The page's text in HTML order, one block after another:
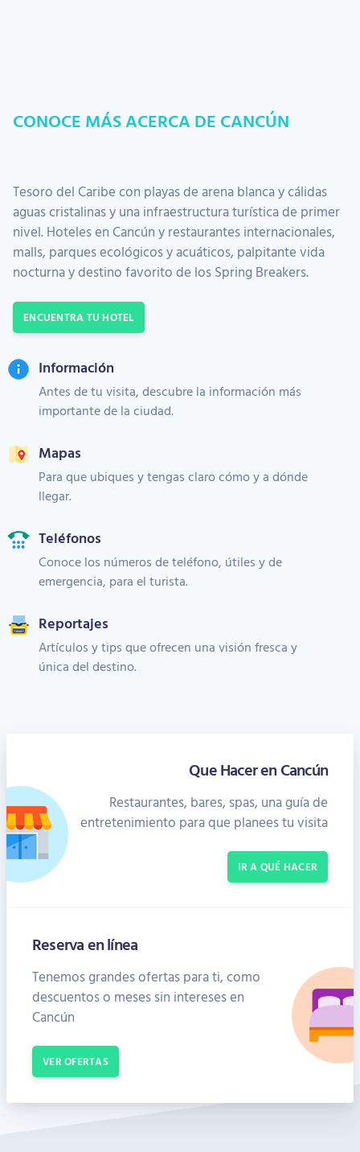
CONOCE MÁS ACERCA DE CANCÚN
Tesoro del Caribe con playas de arena blanca y cálidas
aguas cristalinas y una infraestructura turística de primer
nivel. Hoteles en Cancún y restaurantes internacionales,
malls, parques ecológicos y acuáticos, palpitante vida
nocturna y destino favorito de los Spring Breakers.
ENCUENTRA TU HOTEL
Información
Antes de tu visita, descubre la información más
importante de la ciudad.
Mapas
Para que ubiques y tengas claro cómo y a dónde
llegar.
Teléfonos
Conoce los números de teléfono, útiles y de
emergencia, para el turista.
Reportajes
Artículos y tips que ofrecen una visión fresca y
única del destino.
Que Hacer en Cancún
Restaurantes, bares, spas, una guía de
entretenimiento para que planees tu visita
IR A QUÉ HACER
Reserva en línea
Tenemos grandes ofertas para ti, como
descuentos o meses sin intereses en
Cancún
VER OFERTAS